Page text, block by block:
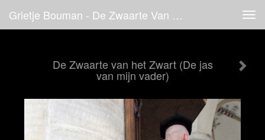
Grietje Bouman - De Zwaarte Van Het Zwart (De Jas Van Mijn Vader)
De Zwaarte van het Zwart (De jas
van mijn vader)